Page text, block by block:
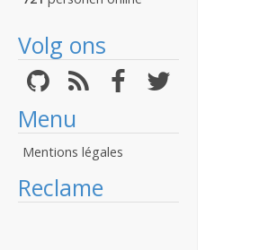
Volg ons
Menu
Mentions légales
Reclame